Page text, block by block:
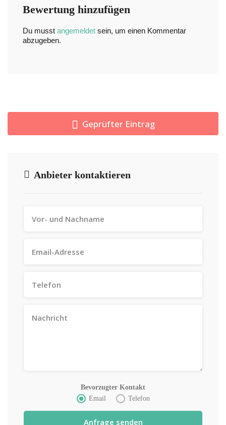
Bewertung hinzufügen
Du musst angemeldet sein, um einen Kommentar
abzugeben.
Geprüfter Eintrag
Anbieter kontaktieren
Bevorzugter Kontakt
Email
Telefon